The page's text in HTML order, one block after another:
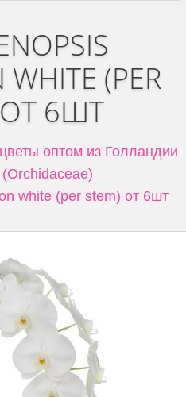
WHITE (PER
ОТ 6ШТ
оптом из Голландии
white (per stem) от 6шт